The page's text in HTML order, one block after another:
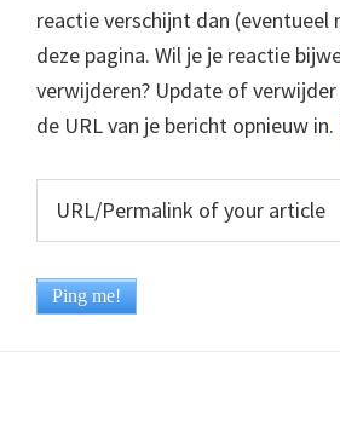
reactie verschijnt dan (eventueel
deze pagina. Wil je je reactie
verwijderen? Update of
de URL van je bericht opnieuw in.